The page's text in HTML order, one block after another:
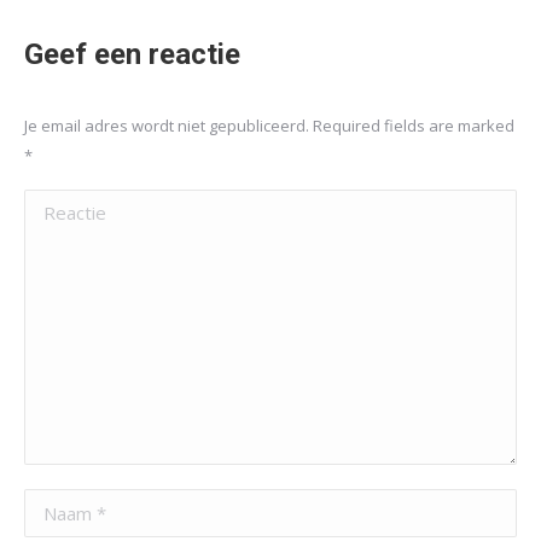
Geef een reactie
Je email adres wordt niet gepubliceerd. Required fields are marked
*
Reactie
Naam *